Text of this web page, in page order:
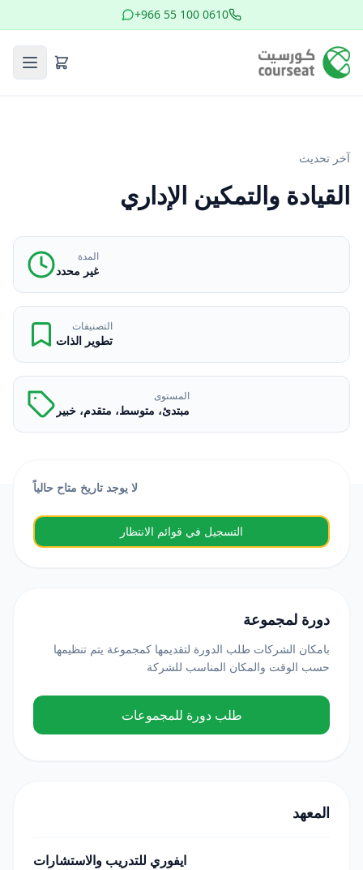
+966 55 100 0610
آخر تحديث
القيادة والتمكين الإداري
المدة
غير محدد
التصنيفات
تطوير الذات
المستوى
مبتدئ، متوسط، متقدم، خبير
لا يوجد تاريخ متاح حالياً
التسجيل في قوائم الانتظار
دورة لمجموعة
بامكان الشركات طلب الدورة لتقديمها كمجموعة يتم تنظيمها
حسب الوقت والمكان المناسب للشركة
طلب دورة للمجموعات
المعهد
ايفوري للتدريب والاستشارات